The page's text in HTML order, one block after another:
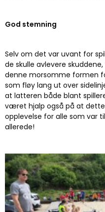
God stemning
Selv om det var uvant for
de skulle avlevere
denne morsomme formen
som fløy lang ut over
at latteren både blant
været hjalp også på at
opplevelse for alle som var
allerede!